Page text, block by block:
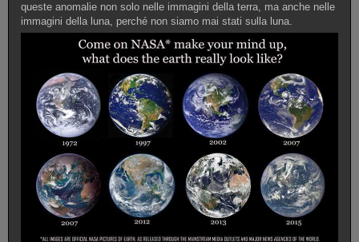
queste anomalie non solo nelle immagini della terra, ma anche nelle
immagini della luna, perché non siamo mai stati sulla luna.